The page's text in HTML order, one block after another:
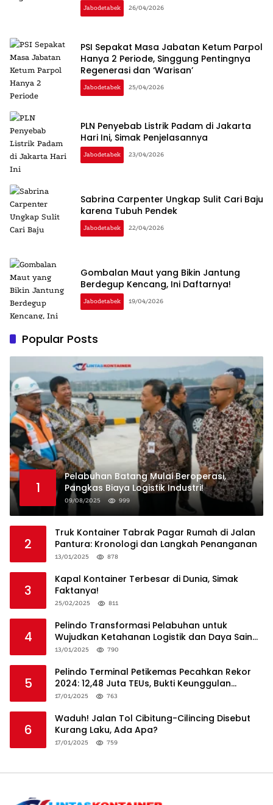
Jabodetabek 26/04/2026
PSI Sepakat Masa Jabatan Ketum Parpol
Hanya 2 Periode, Singgung Pentingnya
Regenerasi dan ‘Warisan’
Jabodetabek 25/04/2026
PLN Penyebab Listrik Padam di Jakarta
Hari Ini, Simak Penjelasannya
Jabodetabek 23/04/2026
Sabrina Carpenter Ungkap Sulit Cari Baju
karena Tubuh Pendek
Jabodetabek 22/04/2026
Gombalan Maut yang Bikin Jantung
Berdegup Kencang, Ini Daftarnya!
Jabodetabek 19/04/2026
Popular Posts
1
Pelabuhan Batang Mulai Beroperasi,
Pangkas Biaya Logistik Industri!
09/08/2025 999
2
Truk Kontainer Tabrak Pagar Rumah di Jalan
Pantura: Kronologi dan Langkah Penanganan
13/01/2025 878
3
Kapal Kontainer Terbesar di Dunia, Simak
Faktanya!
25/02/2025 811
4
Pelindo Transformasi Pelabuhan untuk
Wujudkan Ketahanan Logistik dan Daya Saing
Global
13/01/2025 790
5
Pelindo Terminal Petikemas Pecahkan Rekor
2024: 12,48 Juta TEUs, Bukti Keunggulan
Logistik Nasional
17/01/2025 763
6
Waduh! Jalan Tol Cibitung-Cilincing Disebut
Kurang Laku, Ada Apa?
17/01/2025 759